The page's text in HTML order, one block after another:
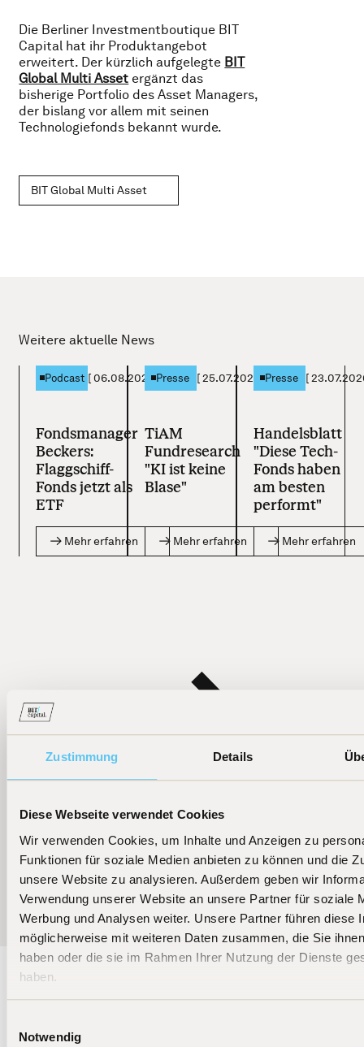
Zustimmung Details
Diese Webseite verwendet Cookies
Wir verwenden Cookies, um Inhalte und Anzeigen zu
Funktionen für soziale Medien anbieten zu können und die
unsere Website zu analysieren. Außerdem geben wir
Verwendung unserer Website an unsere Partner für soziale
Werbung und Analysen weiter. Unsere Partner führen diese
möglicherweise mit weiteren Daten zusammen, die Sie
haben oder die sie im Rahmen Ihrer Nutzung der Dienste
haben.
Notwendig
Die Berliner Investmentboutique BIT
Capital hat ihr Produktangebot
erweitert. Der kürzlich aufgelegte BIT
Global Multi Asset ergänzt das
bisherige Portfolio des Asset Managers,
der bislang vor allem mit seinen
Technologiefonds bekannt wurde.
BIT Global Multi Asset
Weitere aktuelle News
Podcast [06.08.2026]
Fondsmanager
Beckers:
Flaggschiff-
Fonds jetzt als
ETF
Mehr erfahren
Presse [25.07.2026 ]
TiAM
Fundresearch
"KI ist keine
Blase"
Mehr erfahren
Presse [
Handelsblatt
"Diese Tech-
Fonds haben
am besten
performt"
Mehr erfahren
Weitere News